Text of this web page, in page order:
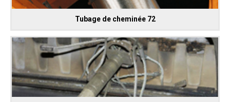
Tubage de cheminée 72